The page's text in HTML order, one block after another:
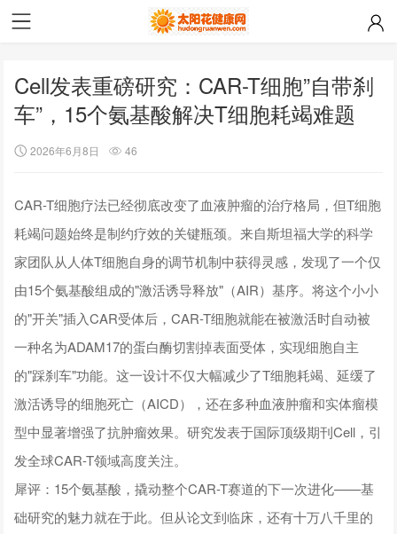
Cell发表重磅研究：CAR-T细胞”自带刹
车”，15个氨基酸解决T细胞耗竭难题
2026年6月8日 46
CAR-T细胞疗法已经彻底改变了血液肿瘤的治疗格局，但T细胞
耗竭问题始终是制约疗效的关键瓶颈。来自斯坦福大学的科学
家团队从人体T细胞自身的调节机制中获得灵感，发现了一个仅
由15个氨基酸组成的"激活诱导释放"（AIR）基序。将这个小小
的"开关"插入CAR受体后，CAR-T细胞就能在被激活时自动被
一种名为ADAM17的蛋白酶切割掉表面受体，实现细胞自主
的"踩刹车"功能。这一设计不仅大幅减少了T细胞耗竭、延缓了
激活诱导的细胞死亡（AICD），还在多种血液肿瘤和实体瘤模
型中显著增强了抗肿瘤效果。研究发表于国际顶级期刊Cell，引
发全球CAR-T领域高度关注。
犀评：15个氨基酸，撬动整个CAR-T赛道的下一次进化——基
础研究的魅力就在于此。但从论文到临床，还有十万八千里的